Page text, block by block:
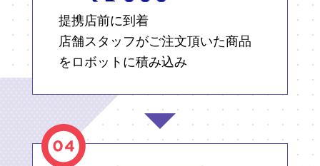
提携店前に到着
店舗スタッフがご注文頂いた商品
をロボットに積み込み